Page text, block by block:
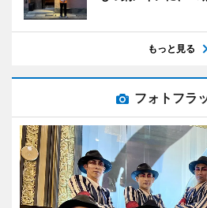
もっと見る
フォトフラ